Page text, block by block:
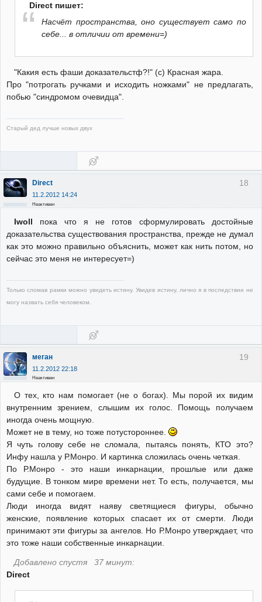
Direct пишет:
Насчёт пространства, оно существует само по
себе... в отличии от времени=)
"Какия есть фаши доказательстф?!" (с) Красная жара.
Про "потрогать ручками и исходить ножками" не предлагать,
побью "синдромом очевидца".
Старый дед лучше новых двух
18
Direct
11.2.2012 14:24
Неактивен
Iwoll пока что я не готов сформулировать достойные
доказательства существования пространства, прежде не думал
как это можно правильно объяснить, может как нить потом, но
сейчас это меня не интересует=)
Только сломав рамки можно увидеть истину. Увидев истину, лично я в последствии не
могу назвать себя человеком.
19
меган
11.2.2012 22:18
Неактивен
О тех, кто нам помогает (не о богах). Мы порой их видим
внутренним зрением, слышим их голос. Помощь получаем
иногда очень мощную.
Может не в тему, но тоже потустороннее.
Я чуть голову себе не сломала, пытаясь понять, КТО это?
Инфу нашла у Р.Монро. И картинка сложилась очень четкая.
По Р.Монро - это наши инкарнации, прошлые или даже
будущие. В тонком мире времени нет. То есть, получается, мы
сами себе и помогаем.
Люди иногда видят наяву светящиеся фигуры, обычно
женские, появление которых спасает их от смерти. Люди
принимают эти фигуры за ангелов. Но Р.Монро утверждает, что
это тоже наши собственные инкарнации.
Добавлено спустя 37 минут:
Direct